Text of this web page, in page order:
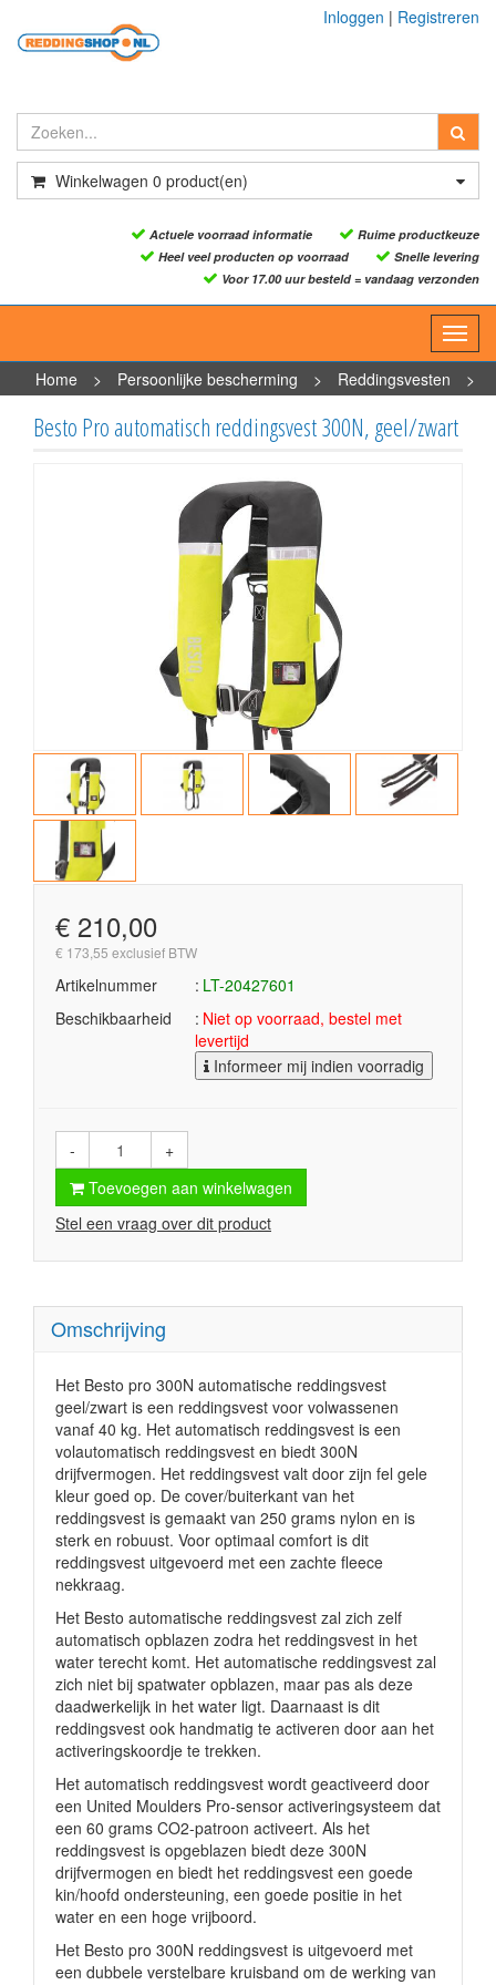
Inloggen | Registreren
Winkelwagen 0 product(en)
Actuele voorraad informatie
Ruime productkeuze
Heel veel producten op voorraad
Snelle levering
Voor 17.00 uur besteld = vandaag verzonden
Home
> Persoonlijke bescherming > Reddingsvesten
>
Reddingsvesten - opblaasbaar > Besto Pro automatisch
reddingsvest 300N, geel/zwart
Besto Pro automatisch reddingsvest 300N, geel/zwart
€ 210,00
€ 173,55 exclusief BTW
Artikelnummer
LT-20427601
Beschikbaarheid
Niet op voorraad, bestel met
levertijd
Informeer mij indien voorradig
-
+
Toevoegen aan winkelwagen
Stel een vraag over dit product
Omschrijving
Het Besto pro 300N automatische reddingsvest
geel/zwart is een reddingsvest voor volwassenen
vanaf 40 kg. Het automatisch reddingsvest is een
volautomatisch reddingsvest en biedt 300N
drijfvermogen. Het reddingsvest valt door zijn fel gele
kleur goed op. De cover/buiterkant van het
reddingsvest is gemaakt van 250 grams nylon en is
sterk en robuust. Voor optimaal comfort is dit
reddingsvest uitgevoerd met een zachte fleece
nekkraag.
Het Besto automatische reddingsvest zal zich zelf
automatisch opblazen zodra het reddingsvest in het
water terecht komt. Het automatische reddingsvest zal
zich niet bij spatwater opblazen, maar pas als deze
daadwerkelijk in het water ligt. Daarnaast is dit
reddingsvest ook handmatig te activeren door aan het
activeringskoordje te trekken.
Het automatisch reddingsvest wordt geactiveerd door
een United Moulders Pro-sensor activeringsysteem dat
een 60 grams CO2-patroon activeert. Als het
reddingsvest is opgeblazen biedt deze 300N
drijfvermogen en biedt het reddingsvest een goede
kin/hoofd ondersteuning, een goede positie in het
water en een hoge vrijboord.
Het Besto pro 300N reddingsvest is uitgevoerd met
een dubbele verstelbare kruisband om de werking van